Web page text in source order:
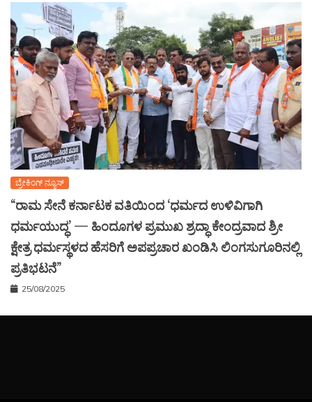
ಬ್ರೇಕಿಂಗ್ ನ್ಯೂಸ್
“ರಾಮ ಸೇನೆ ಕರ್ನಾಟಕ ವತಿಯಿಂದ ‘ಧರ್ಮದ ಉಳಿವಿಗಾಗಿ
ಧರ್ಮಯುದ್ಧ’ — ಹಿಂದೂಗಳ ಪ್ರಮುಖ ಶ್ರದ್ಧಾ ಕೇಂದ್ರವಾದ ಶ್ರೀ
ಕ್ಷೇತ್ರ ಧರ್ಮಸ್ಥಳದ ಹೆಸರಿಗೆ ಅಪಪ್ರಚಾರ ಖಂಡಿಸಿ ಲಿಂಗಸುಗೂರಿನಲ್ಲಿ
ಪ್ರತಿಭಟನೆ”
25/08/2025